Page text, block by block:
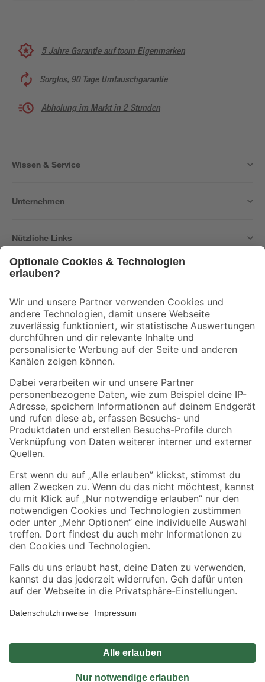
5 Jahre Garantie auf toom Eigenmarken
Sorglos, 90 Tage Umtauschgarantie
Abholung im Markt in 2 Stunden
Wissen & Service
Unternehmen
Nützliche Links
Der toom Newsletter: Keine Angebote und Aktionen mehr verpassen!
Zur Newsletter Anmeldung
Folge uns
Zahlungsarten Versandarten
Sicher einkaufen
Jetzt die toom-App herunterladen
Alle Preisangaben in EUR inkl. gesetzl. MwSt.. Die dargestellten Angebote sind unter
Umständen nicht in allen Märkten verfügbar. Die angegebenen Verfügbarkeiten beziehen
Produkte nur solange der Vorrat reicht.
*Paketversand ab 59 € versandkostenfrei, gilt nicht für Artikel mit Speditionsversand, hier
Privatsphäre Impressum
Nutzungsbedingungen
Widerrufsrecht
Vertrag widerrufen